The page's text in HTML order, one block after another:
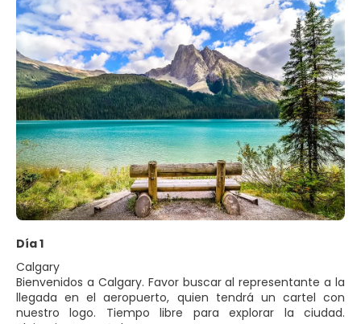
Día 1
Calgary
Bienvenidos a Calgary. Favor buscar al representante a la
llegada en el aeropuerto, quien tendrá un cartel con
nuestro logo. Tiempo libre para explorar la ciudad.